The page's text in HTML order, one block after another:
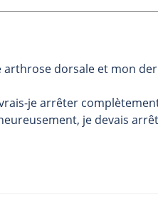
arthrose dorsale et mon
je arrêter
je devais